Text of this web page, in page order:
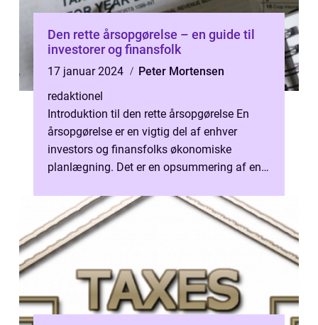
Den rette årsopgørelse – en guide til
investorer og finansfolk
17 januar 2024
Peter Mortensen
redaktionel
Introduktion til den rette årsopgørelse En
årsopgørelse er en vigtig del af enhver
investors og finansfolks økonomiske
planlægning. Det er en opsummering af ens